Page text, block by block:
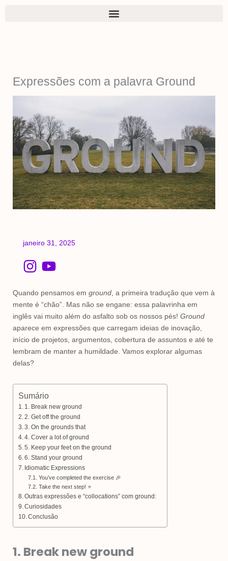
Expressões com a palavra Ground
janeiro 31, 2025
I
s
t
a
g
r
a
m
Y
u
t
u
b
e
Quando pensamos em ground, a primeira tradução que vem à
mente é “chão”. Mas não se engane: essa palavrinha em
inglês vai muito além do asfalto sob os nossos pés! Ground
aparece em expressões que carregam ideias de inovação,
início de projetos, argumentos, cobertura de assuntos e até te
lembram de manter a humildade. Vamos explorar algumas
delas?
Sumário
1. Break new ground
2. Get off the ground
3. On the grounds that
4. Cover a lot of ground
5. Keep your feet on the ground
6. Stand your ground
Idiomatic Expressions
You’ve completed the exercise 🎉
Take the next step! ⭐
Outras expressões e “collocations” com ground:
Curiosidades
Conclusão
1. Break new ground